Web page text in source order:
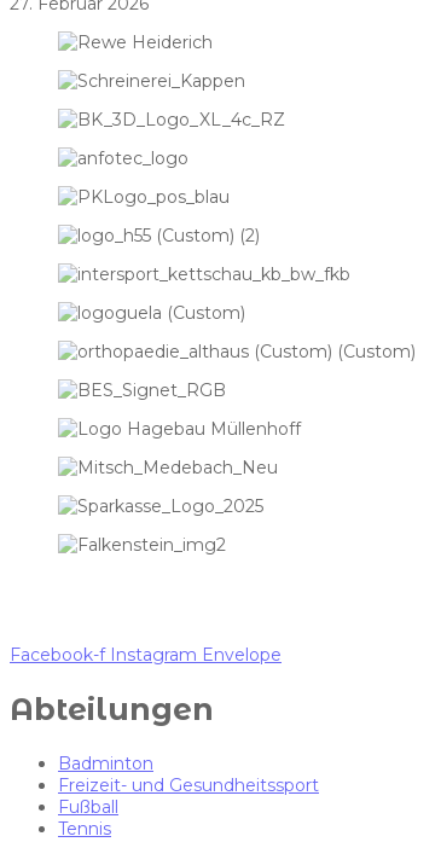
Facebook-f Instagram Envelope
Abteilungen
Badminton
Freizeit- und Gesundheitssport
Fußball
Tennis